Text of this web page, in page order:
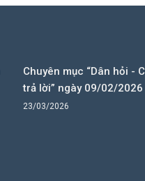
Chuyên mục “Dân hỏi -
trả lời” ngày 09/02/2026
23/03/2026